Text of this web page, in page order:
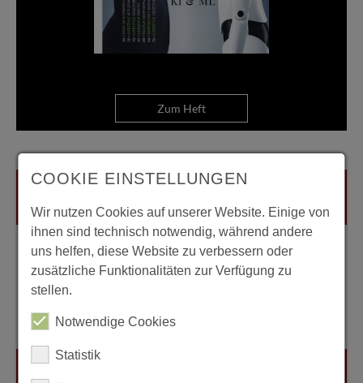
Zum Heft
COOKIE EINSTELLUNGEN
Wir nutzen Cookies auf unserer Website. Einige von
ihnen sind technisch notwendig, während andere
uns helfen, diese Website zu verbessern oder
zusätzliche Funktionalitäten zur Verfügung zu
stellen.
Notwendige Cookies
Statistik